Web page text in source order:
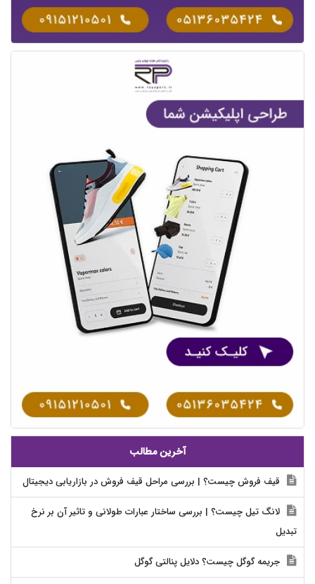
آخرین مطالب
قیف فروش چیست؟ | بررسی مراحل قیف فروش در بازاریابی دیجیتال
لانگ تیل چیست؟ | بررسی ساختار عبارات طولانی و تاثیر آن بر نرخ
تبدیل
جریمه گوگل چیست؟ دلایل پنالتی گوگل